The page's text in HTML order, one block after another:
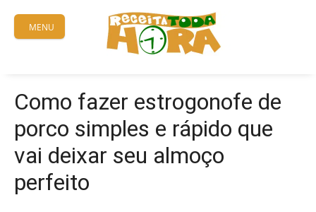
content
MENU
Como fazer estrogonofe de
porco simples e rápido que
vai deixar seu almoço
perfeito